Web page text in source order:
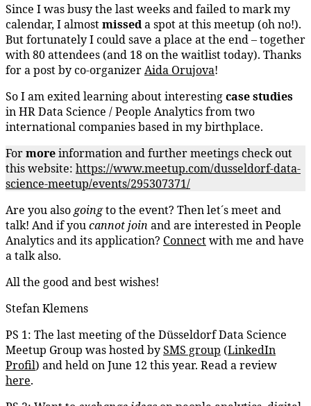
Since I was busy the last weeks and failed to mark my
calendar, I almostmisseda spot at this meetup (oh no!).
But fortunately I could save a place at the end – together
with 80 attendees (and 18 on the waitlist today). Thanks
for a post by co-organizerAida Orujova!
So I am exited learning about interestingcase studies
in HR Data Science / People Analytics from two
international companies based in my birthplace.
Formoreinformation and further meetings check out
this website: https://www.meetup.com/dusseldorf-data-
science-meetup/events/295307371/
Are you also goingto the event? Then let´s meet and
talk! And if youcannot join and are interested in People
Analytics and its application? Connectwith me and have
a talk also.
All the good and best wishes!
Stefan Klemens
PS 1: The last meeting of the Düsseldorf Data Science
Meetup Group was hosted bySMS group (LinkedIn
Profil) and held on June 12 this year. Read a review
here.